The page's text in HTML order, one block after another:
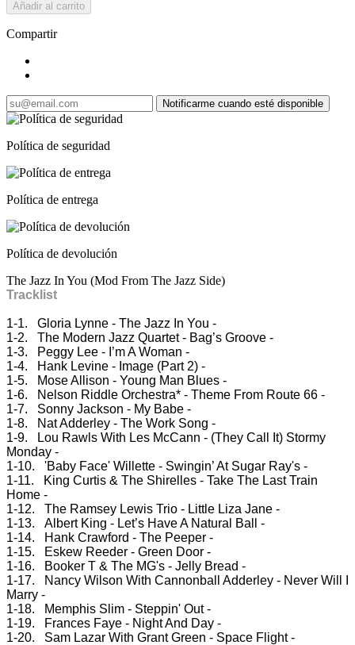
Añadir al carrito
Compartir
Notificarme cuando esté disponible
Política de seguridad
Política de entrega
Política de devolución
The Jazz In You (Mod From The Jazz Side)
Tracklist
1-1. Gloria Lynne - The Jazz In You -
1-2. The Modern Jazz Quartet - Bag’s Groove -
1-3. Peggy Lee - I’m A Woman -
1-4. Hank Levine - Image (Part 2) -
1-5. Mose Allison - Young Man Blues -
1-6. Nelson Riddle Orchestra* - Theme From Route 66 -
1-7. Sonny Jackson - My Babe -
1-8. Nat Adderley - The Work Song -
1-9. Lou Rawls With Les McCann - (They Call It) Stormy
Monday -
1-10. 'Baby Face' Willette - Swingin’ At Sugar Ray's -
1-11. King Curtis & The Shirelles - Take The Last Train
Home -
1-12. The Ramsey Lewis Trio - Little Liza Jane -
1-13. Albert King - Let’s Have A Natural Ball -
1-14. Hank Crawford - The Peeper -
1-15. Eskew Reeder - Green Door -
1-16. Booker T & The MG's - Jelly Bread -
1-17. Nancy Wilson With Cannonball Adderley - Never Will I
Marry -
1-18. Memphis Slim - Steppin' Out -
1-19. Frances Faye - Night And Day -
1-20. Sam Lazar With Grant Green - Space Flight -